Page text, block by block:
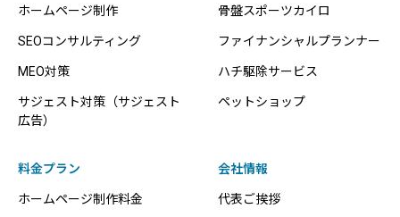
ホームページ制作
SEOコンサルティング
MEO対策
サジェスト対策（サジェスト
広告）
骨盤スポーツカイロ
ファイナンシャルプランナー
ハチ駆除サービス
ペットショップ
料金プラン
ホームページ制作料金
会社情報
代表ご挨拶